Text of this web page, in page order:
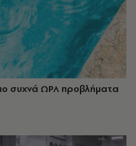
συχνά ΩΡΛ προβλήματα